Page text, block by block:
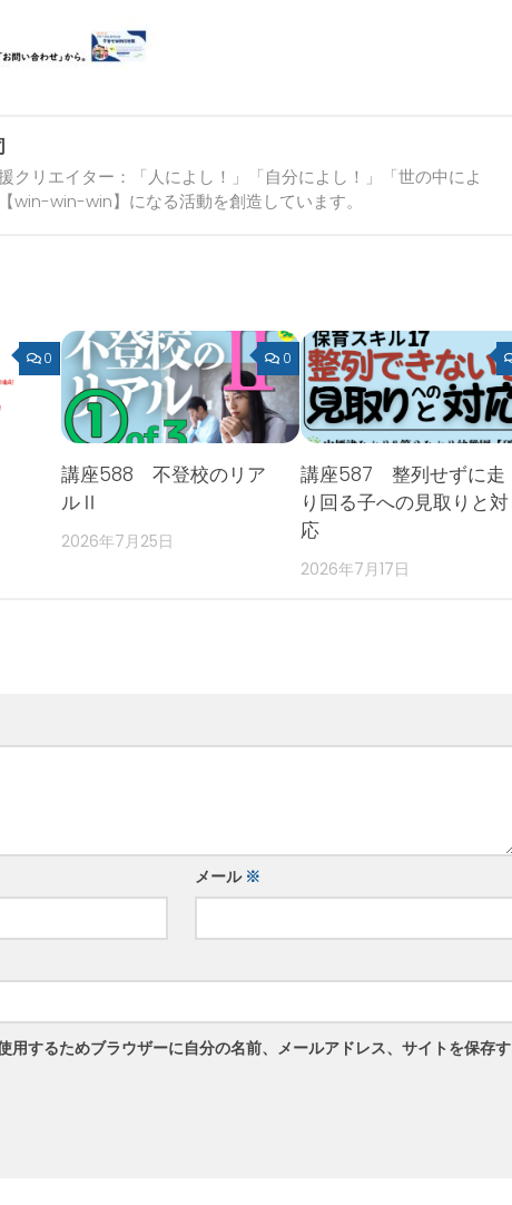
クリエイター：「人によし！」「自分によし！」「世の中によ
win-win-win】になる活動を創造しています。
0 0
講座588 不登校のリア
ルⅡ
2026年7月25日
講座587 整列せずに走
り回る子への見取りと対
応
2026年7月17日
メール ※
用するためブラウザーに自分の名前、メールアドレス、サイトを保存す